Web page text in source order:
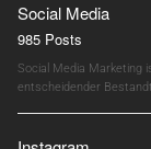
Social Media
985 Posts
Social Media Marketing
entscheidender